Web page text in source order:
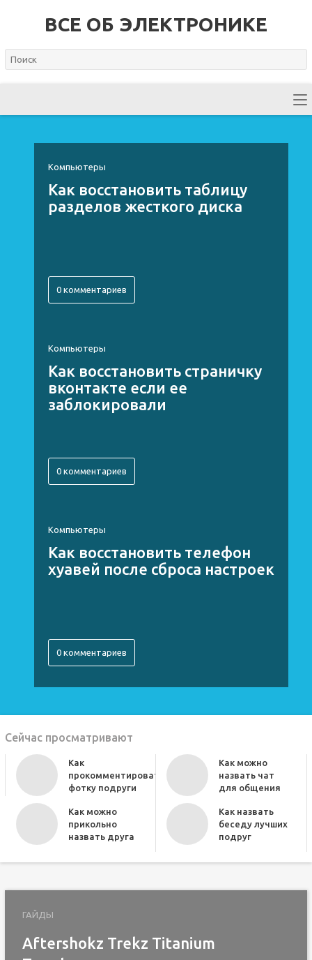
ВСЕ ОБ ЭЛЕКТРОНИКЕ
Компьютеры
Как восстановить таблицу
разделов жесткого диска
0 комментариев
Компьютеры
Как восстановить страничку
вконтакте если ее
заблокировали
0 комментариев
Компьютеры
Как восстановить телефон
хуавей после сброса настроек
0 комментариев
Сейчас просматривают
Как
прокомментировать
фотку подруги
Как можно
назвать чат
для общения
Как можно
прикольно
назвать друга
Как назвать
беседу лучших
подруг
ГАЙДЫ
Aftershokz Trekz Titanium